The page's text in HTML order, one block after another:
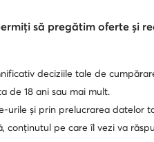
în mai multe
să pregătim oferte și
deciziile tale de
de 18 ani sau mai mult.
urile și prin prelucrarea datelor
conținutul pe care îl vezi va